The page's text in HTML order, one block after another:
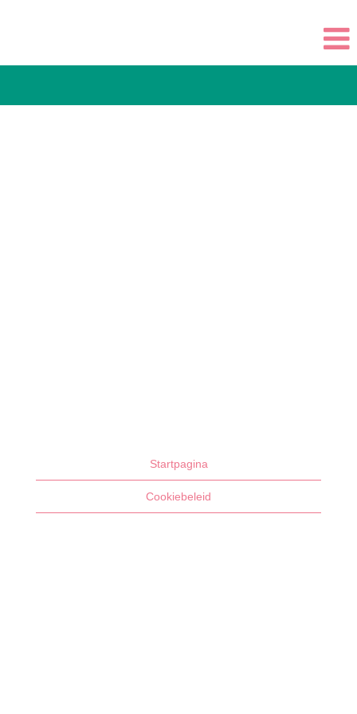
Startpagina
Cookiebeleid